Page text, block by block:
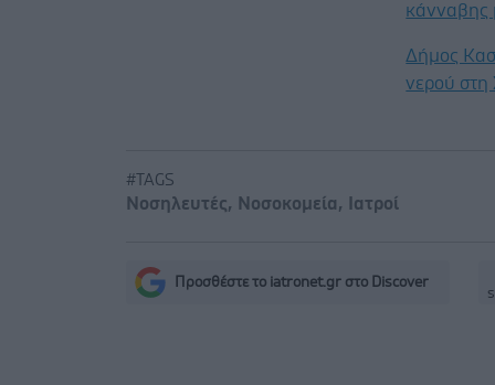
κάνναβης
Δήμος
νερού στη
#TAGS
Νοσηλευτές, Νοσοκομεία, Ιατροί
Προσθέστε το iatronet.gr στο Discover